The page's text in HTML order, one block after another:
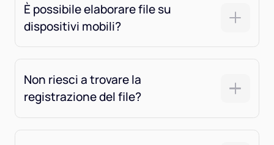
È possibile elaborare file su
dispositivi mobili?
Non riesci a trovare la
registrazione del file?